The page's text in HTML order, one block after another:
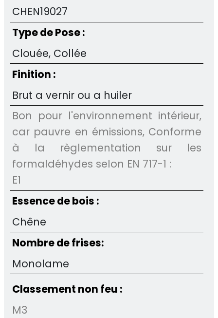
CHEN19027
Type de Pose :
Clouée, Collée
Finition :
Brut a vernir ou a huiler
Bon pour l'environnement intérieur,
car pauvre en émissions, Conforme
à la règlementation sur les
formaldéhydes selon EN 717-1 :
E1
Essence de bois :
Chêne
Nombre de frises:
Monolame
Classement non feu :
M3